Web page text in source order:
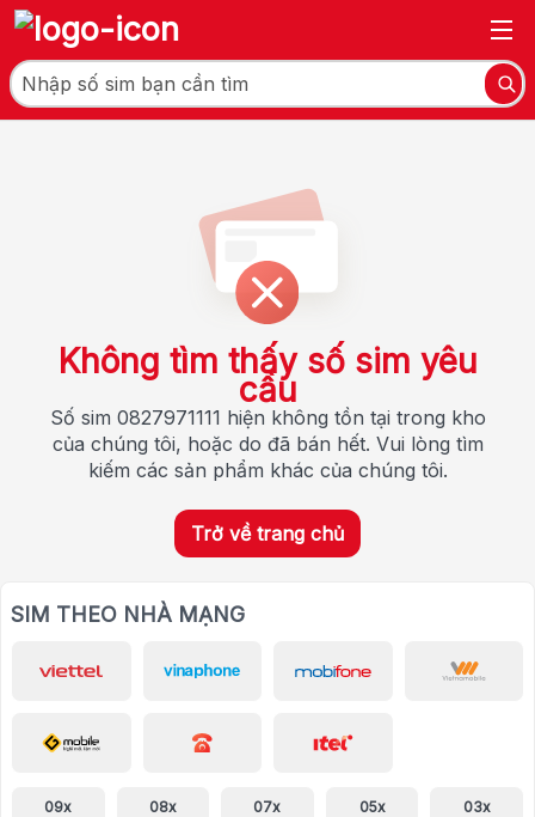
Không tìm thấy số sim yêu
cầu
Số sim 0827971111 hiện không tồn tại trong kho
của chúng tôi, hoặc do đã bán hết. Vui lòng tìm
kiếm các sản phẩm khác của chúng tôi.
Trở về trang chủ
SIM THEO NHÀ MẠNG
09x 08x 07x 05x 03x